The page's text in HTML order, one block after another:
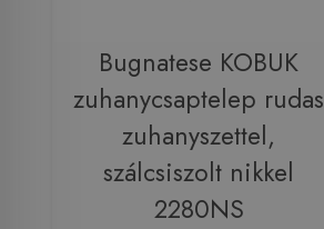
Bugnatese KOBUK
zuhanycsaptelep rudas
zuhanyszettel,
szálcsiszolt nikkel
2280NS